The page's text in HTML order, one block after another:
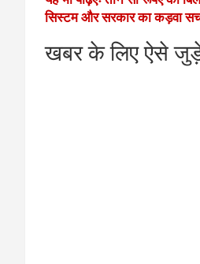
सिस्टम और सरकार का कड़वा
खबर के लिए ऐसे